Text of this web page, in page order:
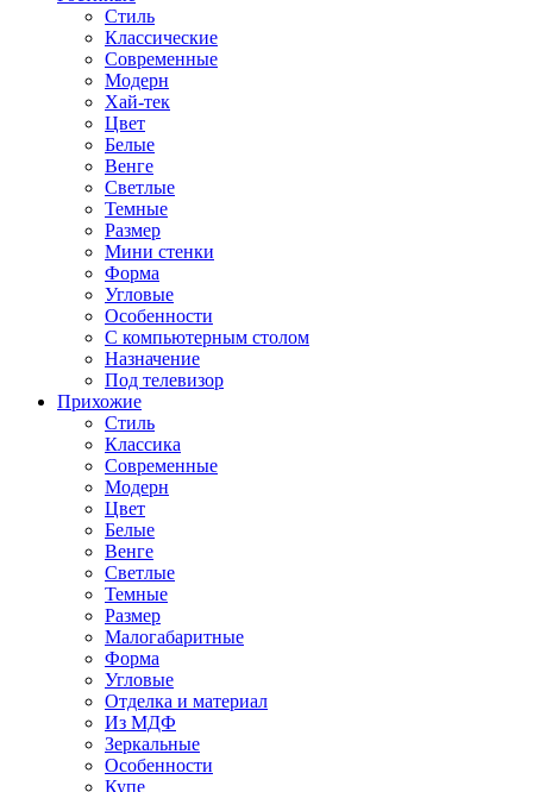
Стиль
Классические
Современные
Модерн
Хай-тек
Цвет
Белые
Венге
Светлые
Темные
Размер
Мини стенки
Форма
Угловые
Особенности
С компьютерным столом
Назначение
Под телевизор
Прихожие
Стиль
Классика
Современные
Модерн
Цвет
Белые
Венге
Светлые
Темные
Размер
Малогабаритные
Форма
Угловые
Отделка и материал
Из МДФ
Зеркальные
Особенности
Купе